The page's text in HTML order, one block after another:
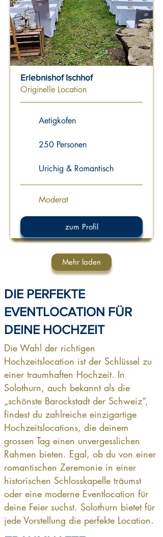
Erlebnishof Ischhof
Originelle Location
Aetigkofen
250 Personen
Urichig & Romantisch
Moderat
zum Profil
Mehr laden
DIE PERFEKTE
EVENTLOCATION FÜR
DEINE HOCHZEIT
Die Wahl der richtigen
Hochzeitslocation ist der Schlüssel zu
einer traumhaften Hochzeit. In
Solothurn, auch bekannt als die
„schönste Barockstadt der Schweiz“,
findest du zahlreiche einzigartige
Hochzeitslocations, die deinem
grossen Tag einen unvergesslichen
Rahmen bieten. Egal, ob du von einer
romantischen Zeremonie in einer
historischen Schlosskapelle träumst
oder eine moderne Eventlocation für
deine Feier suchst. Solothurn bietet für
jede Vorstellung die perfekte Location.